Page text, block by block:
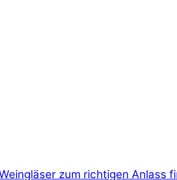
zum richtigen Anlass